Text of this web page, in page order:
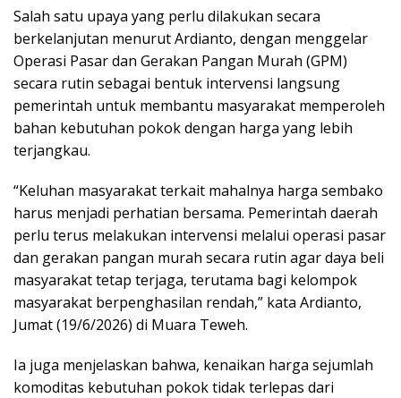
Salah satu upaya yang perlu dilakukan secara
berkelanjutan menurut Ardianto, dengan menggelar
Operasi Pasar dan Gerakan Pangan Murah (GPM)
secara rutin sebagai bentuk intervensi langsung
pemerintah untuk membantu masyarakat memperoleh
bahan kebutuhan pokok dengan harga yang lebih
terjangkau.
“Keluhan masyarakat terkait mahalnya harga sembako
harus menjadi perhatian bersama. Pemerintah daerah
perlu terus melakukan intervensi melalui operasi pasar
dan gerakan pangan murah secara rutin agar daya beli
masyarakat tetap terjaga, terutama bagi kelompok
masyarakat berpenghasilan rendah,” kata Ardianto,
Jumat (19/6/2026) di Muara Teweh.
Ia juga menjelaskan bahwa, kenaikan harga sejumlah
komoditas kebutuhan pokok tidak terlepas dari